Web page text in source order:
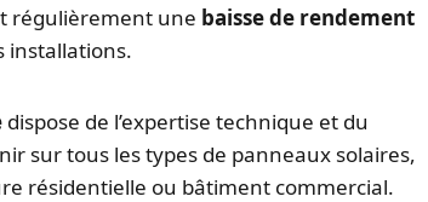
régulièrement une baisse de rendement
installations.
dispose de l’expertise technique et du
sur tous les types de panneaux solaires,
résidentielle ou bâtiment commercial.